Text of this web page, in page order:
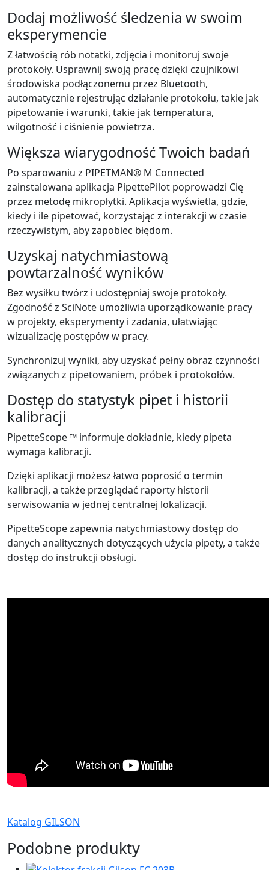
Dodaj możliwość śledzenia w swoim
eksperymencie
Z łatwością rób notatki, zdjęcia i monitoruj swoje
protokoły. Usprawnij swoją pracę dzięki czujnikowi
środowiska podłączonemu przez Bluetooth,
automatycznie rejestrując działanie protokołu, takie jak
pipetowanie i warunki, takie jak temperatura,
wilgotność i ciśnienie powietrza.
Większa wiarygodność Twoich badań
Po sparowaniu z PIPETMAN® M Connected
zainstalowana aplikacja PipettePilot poprowadzi Cię
przez metodę mikropłytki. Aplikacja wyświetla, gdzie,
kiedy i ile pipetować, korzystając z interakcji w czasie
rzeczywistym, aby zapobiec błędom.
Uzyskaj natychmiastową
powtarzalność wyników
Bez wysiłku twórz i udostępniaj swoje protokoły.
Zgodność z SciNote umożliwia uporządkowanie pracy
w projekty, eksperymenty i zadania, ułatwiając
wizualizację postępów w pracy.
Synchronizuj wyniki, aby uzyskać pełny obraz czynności
związanych z pipetowaniem, próbek i protokołów.
Dostęp do statystyk pipet i historii
kalibracji
PipetteScope ™ informuje dokładnie, kiedy pipeta
wymaga kalibracji.
Dzięki aplikacji możesz łatwo poprosić o termin
kalibracji, a także przeglądać raporty historii
serwisowania w jednej centralnej lokalizacji.
PipetteScope zapewnia natychmiastowy dostęp do
danych analitycznych dotyczących użycia pipety, a także
dostęp do instrukcji obsługi.
Katalog GILSON
Podobne produkty